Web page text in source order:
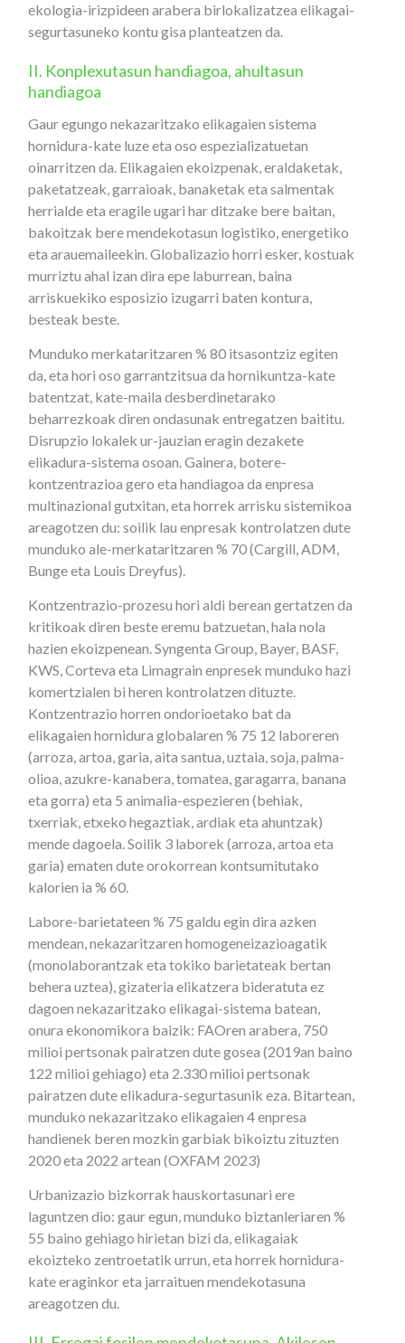
ekologia-irizpideen arabera birlokalizatzea elikagai-
segurtasuneko kontu gisa planteatzen da.
II. Konplexutasun handiagoa, ahultasun
handiagoa
Gaur egungo nekazaritzako elikagaien sistema
hornidura-kate luze eta oso espezializatuetan
oinarritzen da. Elikagaien ekoizpenak, eraldaketak,
paketatzeak, garraioak, banaketak eta salmentak
herrialde eta eragile ugari har ditzake bere baitan,
bakoitzak bere mendekotasun logistiko, energetiko
eta arauemaileekin. Globalizazio horri esker, kostuak
murriztu ahal izan dira epe laburrean, baina
arriskuekiko esposizio izugarri baten kontura,
besteak beste.
Munduko merkataritzaren % 80 itsasontziz egiten
da, eta hori oso garrantzitsua da hornikuntza-kate
batentzat, kate-maila desberdinetarako
beharrezkoak diren ondasunak entregatzen baititu.
Disrupzio lokalek ur-jauzian eragin dezakete
elikadura-sistema osoan. Gainera, botere-
kontzentrazioa gero eta handiagoa da enpresa
multinazional gutxitan, eta horrek arrisku sistemikoa
areagotzen du: soilik lau enpresak kontrolatzen dute
munduko ale-merkataritzaren % 70 (Cargill, ADM,
Bunge eta Louis Dreyfus).
Kontzentrazio-prozesu hori aldi berean gertatzen da
kritikoak diren beste eremu batzuetan, hala nola
hazien ekoizpenean. Syngenta Group, Bayer, BASF,
KWS, Corteva eta Limagrain enpresek munduko hazi
komertzialen bi heren kontrolatzen dituzte.
Kontzentrazio horren ondorioetako bat da
elikagaien hornidura globalaren % 75 12 laboreren
(arroza, artoa, garia, aita santua, uztaia, soja, palma-
olioa, azukre-kanabera, tomatea, garagarra, banana
eta gorra) eta 5 animalia-espezieren (behiak,
txerriak, etxeko hegaztiak, ardiak eta ahuntzak)
mende dagoela. Soilik 3 laborek (arroza, artoa eta
garia) ematen dute orokorrean kontsumitutako
kalorien ia % 60.
Labore-barietateen % 75 galdu egin dira azken
mendean, nekazaritzaren homogeneizazioagatik
(monolaborantzak eta tokiko barietateak bertan
behera uztea), gizateria elikatzera bideratuta ez
dagoen nekazaritzako elikagai-sistema batean,
onura ekonomikora baizik: FAOren arabera, 750
milioi pertsonak pairatzen dute gosea (2019an baino
122 milioi gehiago) eta 2.330 milioi pertsonak
pairatzen dute elikadura-segurtasunik eza. Bitartean,
munduko nekazaritzako elikagaien 4 enpresa
handienek beren mozkin garbiak bikoiztu zituzten
2020 eta 2022 artean (OXFAM 2023)
Urbanizazio bizkorrak hauskortasunari ere
laguntzen dio: gaur egun, munduko biztanleriaren %
55 baino gehiago hirietan bizi da, elikagaiak
ekoizteko zentroetatik urrun, eta horrek hornidura-
kate eraginkor eta jarraituen mendekotasuna
areagotzen du.